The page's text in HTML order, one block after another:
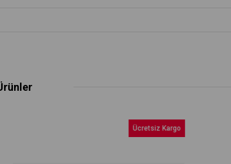
Ücretsiz Kargo